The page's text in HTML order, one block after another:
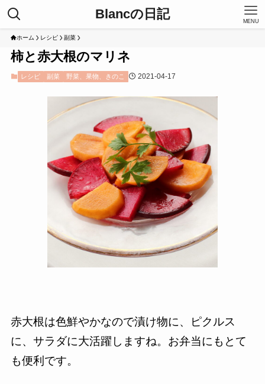
Blancの日記 MENU
ホーム レシピ 副菜
柿と赤大根のマリネ
レシピ 副菜 野菜、果物、きのこ 2021-04-17
赤大根は色鮮やかなので漬け物に、ピクルス
に、サラダに大活躍しますね。お弁当にもとて
も便利です。